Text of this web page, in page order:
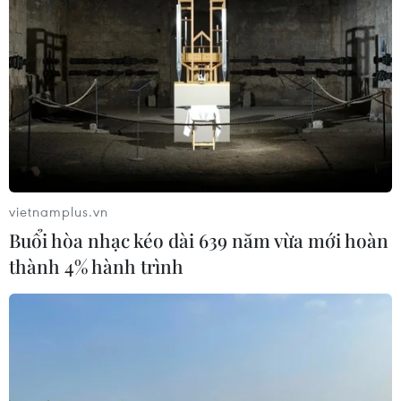
Giá vàng tăng phiên thứ tư liên tiếp,
chạm mức cao nhất trong 7 tuần
06/08/2026 08:36
Xăng dầu trong nước đồng loạt giảm,
E10RON95-III xuống còn 22.324
đồng/lít
06/08/2026 08:07
Kim ngạch thương mại
vietnamplus.vn
Buổi hòa nhạc kéo dài 639 năm vừa mới hoàn
thành 4% hành trình